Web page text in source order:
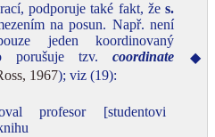
podporuje také fakt, že s.
na posun. Např. není
jeden koordinovaný
porušuje tzv. coordinate
1967); viz (19):
profesor [studentovi
◆